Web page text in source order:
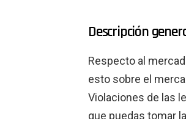
Descripción
Respecto al
esto sobre el
Violaciones de las
que puedas tomar